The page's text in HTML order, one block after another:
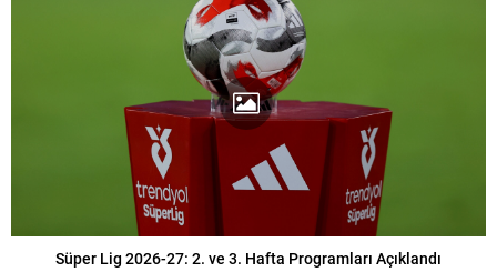
Süper Lig 2026-27: 2. ve 3. Hafta Programları Açıklandı